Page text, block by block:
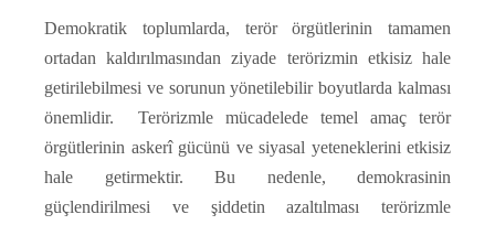
Demokratik toplumlarda, terör örgütlerinin tamamen
ortadan kaldırılmasından ziyade terörizmin etkisiz hale
getirilebilmesi ve sorunun yönetilebilir boyutlarda kalması
önemlidir. Terörizmle mücadelede temel amaç terör
örgütlerinin askerî gücünü ve siyasal yeteneklerini etkisiz
hale getirmektir. Bu nedenle, demokrasinin
güçlendirilmesi ve şiddetin azaltılması terörizmle